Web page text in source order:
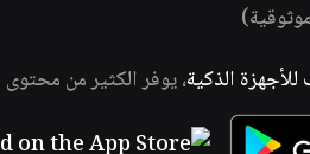
الذكية، يوفر الكثير من